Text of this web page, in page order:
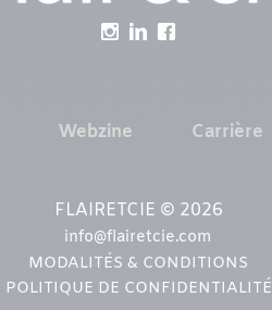
Webzine Carrière
MODALITÉS & CONDITIONS
POLITIQUE DE CONFIDENTIALITÉ
FLAIRETCIE © 2026
info@flairetcie.com